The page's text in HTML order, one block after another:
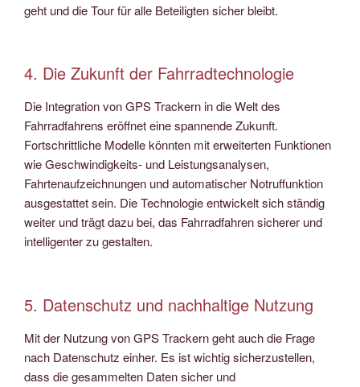
geht und die Tour für alle Beteiligten sicher bleibt.
4. Die Zukunft der Fahrradtechnologie
Die Integration von GPS Trackern in die Welt des
Fahrradfahrens eröffnet eine spannende Zukunft.
Fortschrittliche Modelle könnten mit erweiterten Funktionen
wie Geschwindigkeits- und Leistungsanalysen,
Fahrtenaufzeichnungen und automatischer Notruffunktion
ausgestattet sein. Die Technologie entwickelt sich ständig
weiter und trägt dazu bei, das Fahrradfahren sicherer und
intelligenter zu gestalten.
5. Datenschutz und nachhaltige Nutzung
Mit der Nutzung von GPS Trackern geht auch die Frage
nach Datenschutz einher. Es ist wichtig sicherzustellen,
dass die gesammelten Daten sicher und